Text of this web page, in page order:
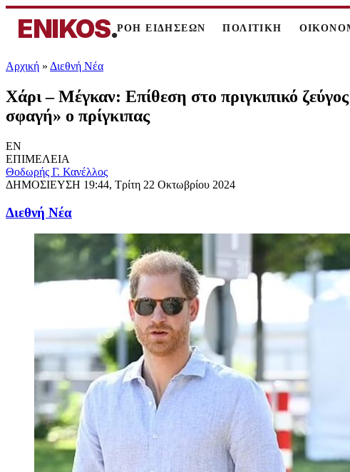
ENIKOS.ΡΟΗ ΕΙΔΗΣΕΩΝ ΠΟΛΙΤΙΚΗ
Αρχική » Διεθνή Νέα
Χάρι – Μέγκαν: Επίθεση στο πριγκιπικό
σφαγή» ο πρίγκιπας
EN
ΕΠΙΜΕΛΕΙΑ
Θοδωρής Γ. Κανέλλος
ΔΗΜΟΣΙΕΥΣΗ 19:44, Τρίτη 22 Οκτωβρίου 2024
Διεθνή Νέα